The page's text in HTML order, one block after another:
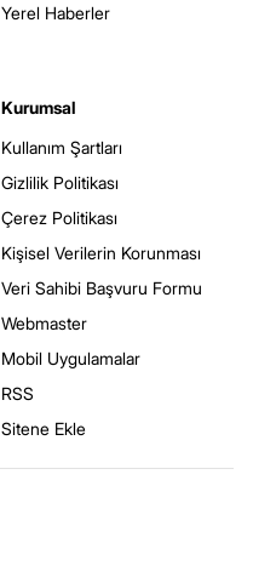
Yerel Haberler
Kurumsal
Kullanım Şartları
Gizlilik Politikası
Çerez Politikası
Kişisel Verilerin Korunması
Veri Sahibi Başvuru Formu
Webmaster
Mobil Uygulamalar
RSS
Sitene Ekle